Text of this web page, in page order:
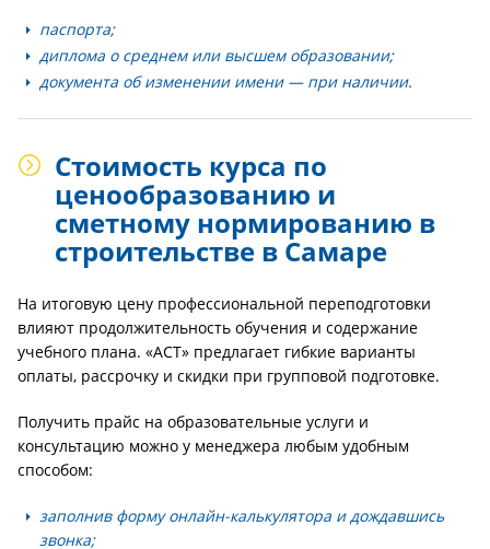
паспорта;
диплома о среднем или высшем образовании;
документа об изменении имени — при наличии.
Стоимость курса по
ценообразованию и
сметному нормированию в
строительстве в Самаре
На итоговую цену профессиональной переподготовки
влияют продолжительность обучения и содержание
учебного плана. «АСТ» предлагает гибкие варианты
оплаты, рассрочку и скидки при групповой подготовке.
Получить прайс на образовательные услуги и
консультацию можно у менеджера любым удобным
способом:
заполнив форму онлайн-калькулятора и дождавшись
звонка;